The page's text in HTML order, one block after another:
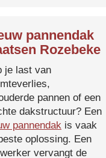
pannendak
Rozebeke
je last van
pannen of een
dakstructuur? Een
pannendak is vaak
oplossing. Een
vervangt de